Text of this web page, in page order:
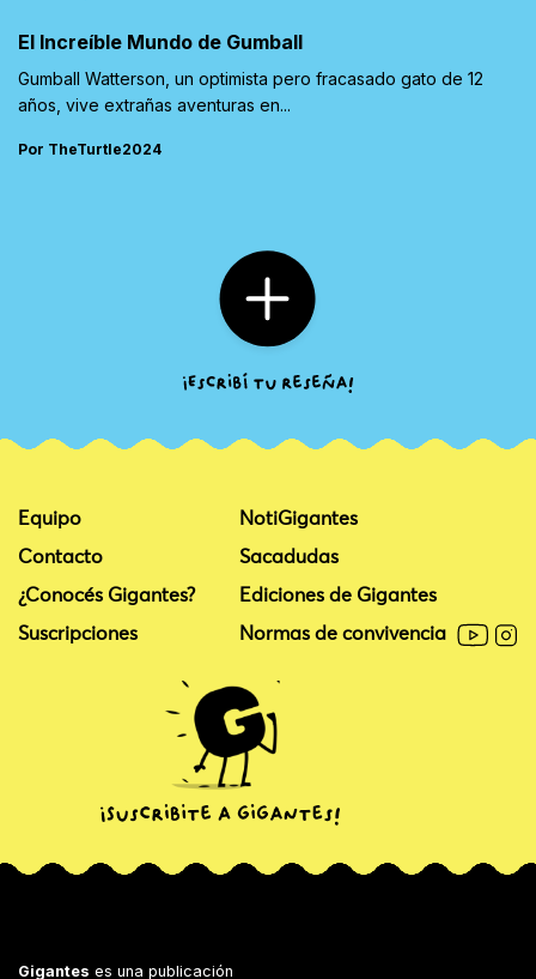
El Increíble Mundo de Gumball
Gumball Watterson, un optimista pero fracasado gato de 12
años, vive extrañas aventuras en...
Por TheTurtle2024
Equipo
Contacto
¿Conocés Gigantes?
Suscripciones
NotiGigantes
Sacadudas
Ediciones de Gigantes
Normas de convivencia
Gigantes es una publicación